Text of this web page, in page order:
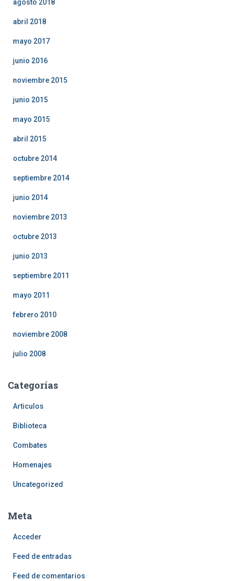
agosto 2018
abril 2018
mayo 2017
junio 2016
noviembre 2015
junio 2015
mayo 2015
abril 2015
octubre 2014
septiembre 2014
junio 2014
noviembre 2013
octubre 2013
junio 2013
septiembre 2011
mayo 2011
febrero 2010
noviembre 2008
julio 2008
Categorías
Articulos
Biblioteca
Combates
Homenajes
Uncategorized
Meta
Acceder
Feed de entradas
Feed de comentarios